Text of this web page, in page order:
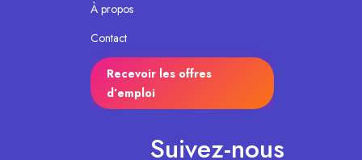
À propos
Contact
Recevoir les offres
d’emploi
Suivez-nous